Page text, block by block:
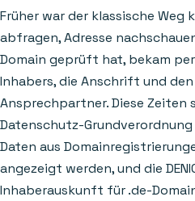
Früher war der klassische Weg
abfragen, Adresse
Domain geprüft hat, bekam per
Inhabers, die Anschrift und
Ansprechpartner. Diese Zeiten
Datenschutz-
Daten aus
angezeigt werden, und die
Inhaberauskunft für .de-